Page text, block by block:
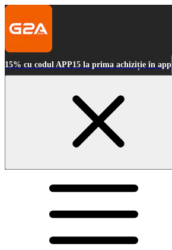
15% cu codul APP15 la prima achiziție în app